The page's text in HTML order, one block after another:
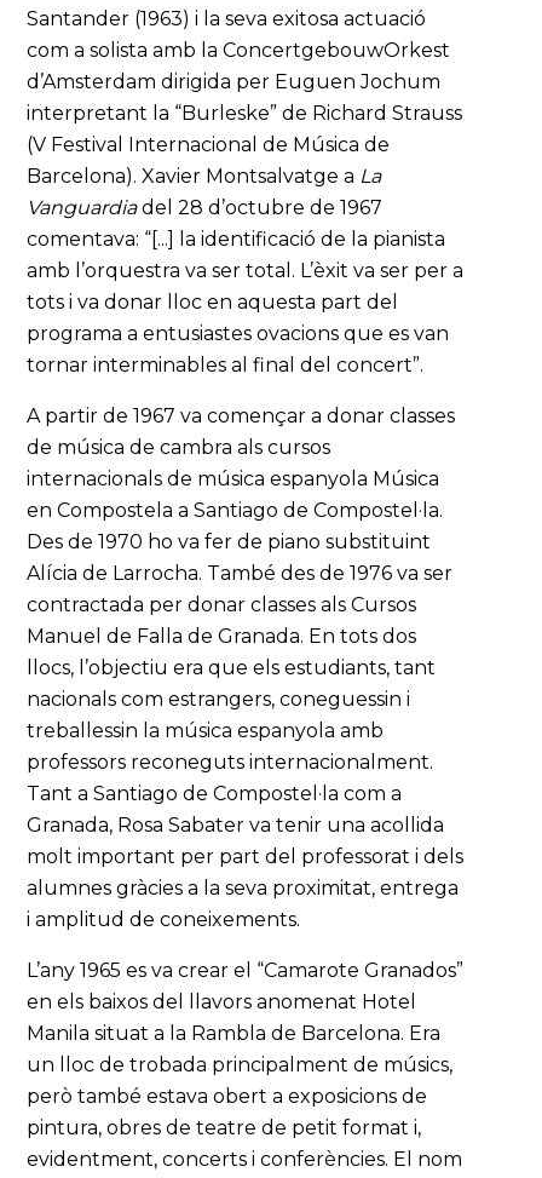
Santander (1963) i la seva exitosa actuació
com a solista amb la ConcertgebouwOrkest
d’Amsterdam dirigida per Euguen Jochum
interpretant la “Burleske” de Richard Strauss
(V Festival Internacional de Música de
Barcelona). Xavier Montsalvatge a La
Vanguardiadel 28 d’octubre de 1967
comentava: “[...] la identificació de la pianista
amb l’orquestra va ser total. L’èxit va ser per a
tots i va donar lloc en aquesta part del
programa a entusiastes ovacions que es van
tornar interminables al final del concert”.
A partir de 1967 va començar a donar classes
de música de cambra als cursos
internacionals de música espanyola Música
en Compostela a Santiago de Compostel·la.
Des de 1970 ho va fer de piano substituint
Alícia de Larrocha. També des de 1976 va ser
contractada per donar classes als Cursos
Manuel de Falla de Granada. En tots dos
llocs, l’objectiu era que els estudiants, tant
nacionals com estrangers, coneguessin i
treballessin la música espanyola amb
professors reconeguts internacionalment.
Tant a Santiago de Compostel·la com a
Granada, Rosa Sabater va tenir una acollida
molt important per part del professorat i dels
alumnes gràcies a la seva proximitat, entrega
i amplitud de coneixements.
L’any 1965 es va crear el “Camarote Granados”
en els baixos del llavors anomenat Hotel
Manila situat a la Rambla de Barcelona. Era
un lloc de trobada principalment de músics,
però també estava obert a exposicions de
pintura, obres de teatre de petit format i,
evidentment, concerts i conferències. El nom